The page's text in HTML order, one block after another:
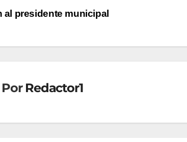
al presidente municipal
Por Redactor1